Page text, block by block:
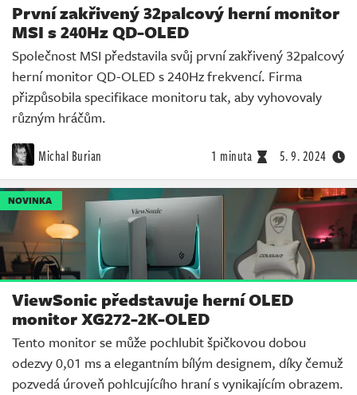
První zakřivený 32palcový herní monitor
MSI s 240Hz QD-OLED
Společnost MSI představila svůj první zakřivený 32palcový
herní monitor QD-OLED s 240Hz frekvencí. Firma
přizpůsobila specifikace monitoru tak, aby vyhovovaly
různým hráčům.
Michal Burian 1 minuta 5. 9. 2024
NOVINKA
ViewSonic představuje herní OLED
monitor XG272-2K-OLED
Tento monitor se může pochlubit špičkovou dobou
odezvy 0,01 ms a elegantním bílým designem, díky čemuž
pozvedá úroveň pohlcujícího hraní s vynikajícím obrazem.